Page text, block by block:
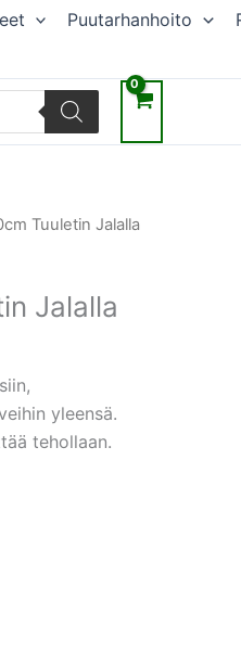
Puutarhanhoito
Tuuletin Jalalla
Jalalla
yleensä.
tehollaan.